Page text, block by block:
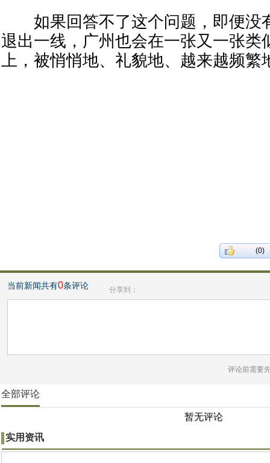
如果回答不了这个问题，即便没
退出一线，广州也会在一张又一张类
上，被悄悄地、礼貌地、越来越频繁
(0)
当前新闻共有0条评论 分享到：
评论前需要
全部评论
暂无评论
实用资讯